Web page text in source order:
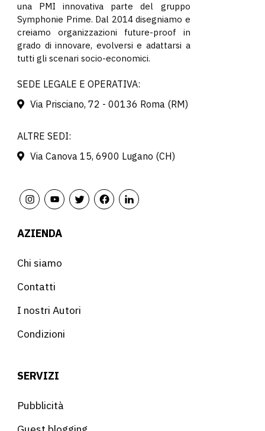
una PMI innovativa parte del gruppo
Symphonie Prime. Dal 2014 disegniamo e
creiamo organizzazioni future-proof in
grado di innovare, evolversi e adattarsi a
tutti gli scenari socio-economici.
SEDE LEGALE E OPERATIVA:
Via Prisciano, 72 - 00136 Roma (RM)
ALTRE SEDI:
Via Canova 15, 6900 Lugano (CH)
AZIENDA
Chi siamo
Contatti
I nostri Autori
Condizioni
SERVIZI
Pubblicità